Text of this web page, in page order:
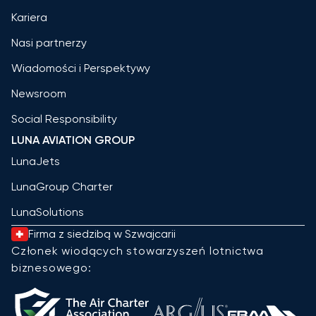
Kariera
Nasi partnerzy
Wiadomości i Perspektywy
Newsroom
Social Responsibility
LUNA AVIATION GROUP
LunaJets
LunaGroup Charter
LunaSolutions
Firma z siedzibą w Szwajcarii
Członek wiodących stowarzyszeń lotnictwa
biznesowego: